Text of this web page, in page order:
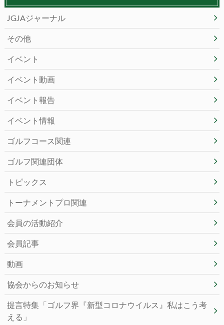
JGJAジャーナル
その他
イベント
イベント動画
イベント報告
イベント情報
ゴルフコース関連
ゴルフ関連団体
トピックス
トーナメントプロ関連
会員の活動紹介
会員記事
動画
協会からのお知らせ
提言特集「ゴルフ界『新型コロナウイルス』私はこう考
える」